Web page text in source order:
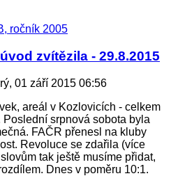
zvítězila - 29.8.2015
01 září 2015 06:56
areál v Kozlovicích - celkem
srpnová sobota byla
FAČR přenesl na kluby
Revoluce se zdařila (více
tak ještě musíme přidat,
Dnes v poměru 10:1.